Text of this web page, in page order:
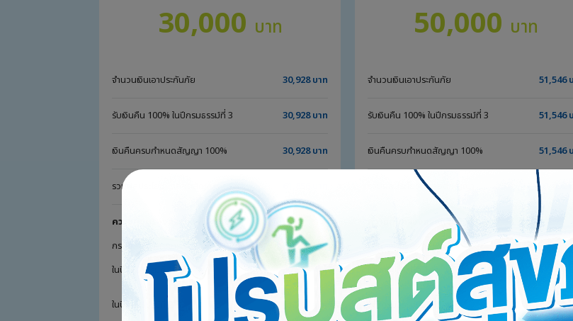
30,000 บาท
จำนวนเงินเอาประกันภัย 30,928 บาท
รับเงินคืน 100% ในปีกรมธรรม์ที่ 3 30,928 บาท
เงินคืนครบกำหนดสัญญา 100% 30,928 บาท
รวมผลประโยชน์ตลอดสัญญา
ความคุ้มครองกรณีเสียชีวิต
กรณีเสียชีวิตทุกกรณี รับ*
ในปีกรมธรรม์ที่ 1
30,928 บาท
ในปีกรมธรรม์ที่ 2-3
61,200 บาท
50,000 บาท
จำนวนเงินเอาประกันภัย 51,546
รับเงินคืน 100% ในปีกรมธรรม์ที่ 3 51,546
เงินคืนครบกำหนดสัญญา 100% 51,546
รวมผลประโยชน์ตลอดสัญญา 103,092 บ
ความคุ้มครองกรณีเสียชีวิต
กรณีเสียชีวิตทุกกรณี รับ*
ในปีกรมธรรม์ที่ 1
51,546
ในปีกรมธรรม์ที่ 2-3
102,000